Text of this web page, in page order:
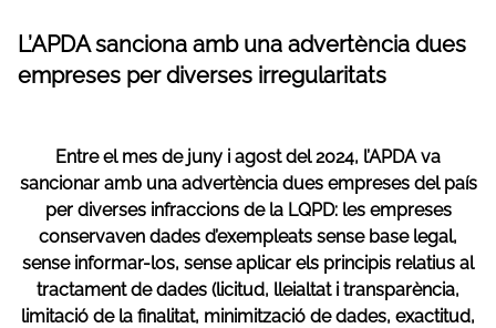
L’APDA sanciona amb una advertència dues
empreses per diverses irregularitats
Entre el mes de juny i agost del 2024, l’APDA va
sancionar amb una advertència dues empreses del país
per diverses infraccions de la LQPD: les empreses
conservaven dades d’exempleats sense base legal,
sense informar-los, sense aplicar els principis relatius al
tractament de dades (licitud, lleialtat i transparència,
limitació de la finalitat, minimització de dades, exactitud,